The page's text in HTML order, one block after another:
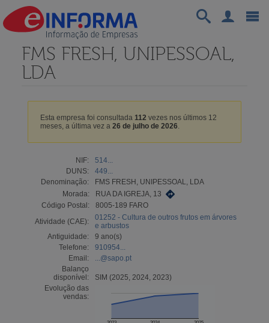
FMS FRESH, UNIPESSOAL,
LDA
Esta empresa foi consultada 112 vezes nos últimos 12
meses, a última vez a 26 de julho de 2026.
NIF:
514...
DUNS:
449...
Denominação:
FMS FRESH, UNIPESSOAL, LDA
Morada:
RUA DA IGREJA, 13
Código Postal:
8005-189 FARO
Atividade (CAE):
01252 - Cultura de outros frutos em árvores
e arbustos
Antiguidade:
9 ano(s)
Telefone:
910954...
Email:
...@sapo.pt
Balanço
disponível:
SIM (2025, 2024, 2023)
Evolução das
vendas: